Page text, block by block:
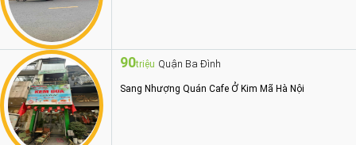
90triệu Quận Ba Đình
Sang Nhượng Quán Cafe Ở Kim Mã Hà Nội